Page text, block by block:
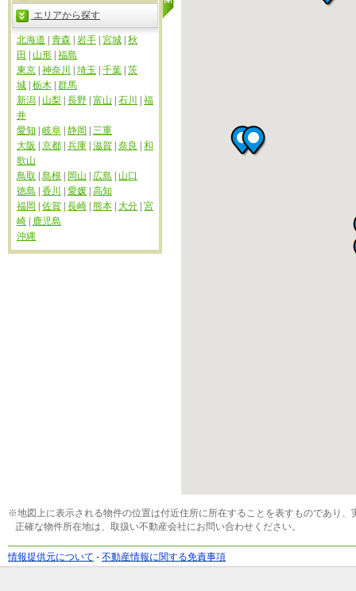
エリアから探す
北海道 青森 岩手 宮城 秋
田
山形 福島
東京 神奈川 埼玉 千葉 茨
城 栃木 群馬
新潟
山梨 長野 富山 石川
福
井
愛知
岐阜 静岡
三重
大阪
京都 兵庫 滋賀 奈良
和
歌山
鳥取
島根 岡山 広島
山口
徳島
香川 愛媛 高知
福岡
佐賀 長崎 熊本 大分 宮
崎
鹿児島
沖縄
※地図上に表示される物件の位置は付近住所に所在することを表すものであり
正確な物件所在地は、取扱い不動産会社にお問い合わせください。
情報提供元について - 不動産情報に関する免責事項